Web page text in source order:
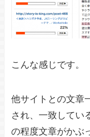
こんな感じです。
他サイトとの文章
され、一致してい
の程度文章がかぶ